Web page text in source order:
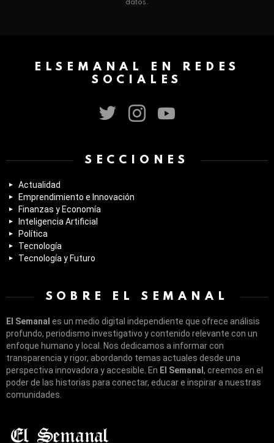
datos.
ELSEMANAL EN REDES
SOCIALES
SECCIONES
Actualidad
Emprendimiento e Innovación
Finanzas y Economía
Inteligencia Artificial
Política
Tecnología
Tecnología y Futuro
SOBRE EL SEMANAL
El Semanal es un medio digital independiente que ofrece análisis
profundo, periodismo investigativo y contenido relevante con un
enfoque humano y local. Nos dedicamos a informar con
transparencia y rigor, abordando temas actuales desde una
perspectiva innovadora y accesible. En El Semanal , creemos en el
poder de las historias para conectar, educar e inspirar a nuestras
comunidades.